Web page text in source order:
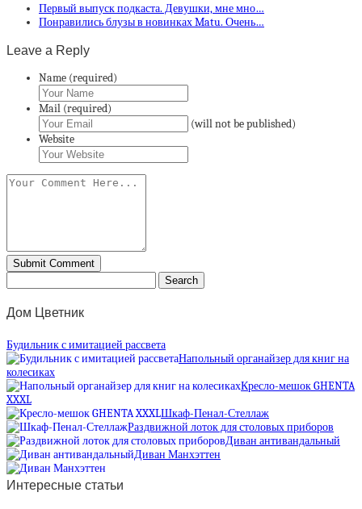
Первый выпуск подкаста. Девушки, мне мно…
Понравились блузы в новинках Matu. Очень…
Leave a Reply
Name (required)
Mail (required)
(will not be published)
Website
Дом Цветник
Будильник с имитацией рассвета
Напольный органайзер для книг на
колесиках
Кресло-мешок GHENTA
XXXL
Шкаф-Пенал-Стеллаж
Раздвижной лоток для столовых приборов
Диван антивандальный
Диван Манхэттен
Интересные статьи